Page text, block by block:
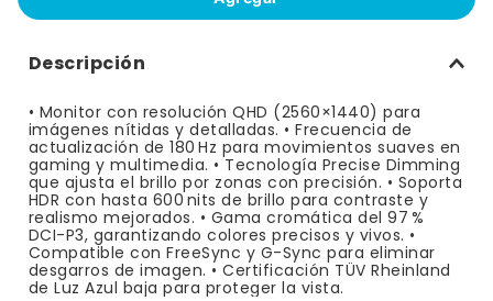
Descripción
• Monitor con resolución QHD (2560×1440) para
imágenes nítidas y detalladas. • Frecuencia de
actualización de 180 Hz para movimientos suaves en
gaming y multimedia. • Tecnología Precise Dimming
que ajusta el brillo por zonas con precisión. • Soporta
HDR con hasta 600 nits de brillo para contraste y
realismo mejorados. • Gama cromática del 97 %
DCI-P3, garantizando colores precisos y vivos. •
Compatible con FreeSync y G-Sync para eliminar
desgarros de imagen. • Certificación TÜV Rheinland
de Luz Azul baja para proteger la vista.